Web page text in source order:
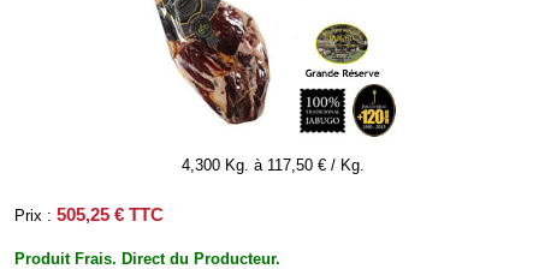
4,300 Kg. à 117,50 € / Kg.
Prix : 505,25 € TTC
Produit Frais. Direct du Producteur.